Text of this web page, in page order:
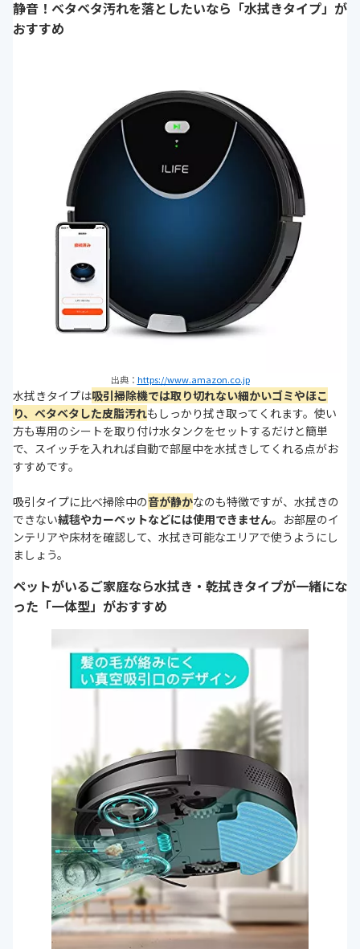
静音！ベタベタ汚れを落としたいなら「水拭きタイプ」が
おすすめ
出典： https://www.amazon.co.jp
水拭きタイプは吸引掃除機では取り切れない細かいゴミやほこ
り、ベタベタした皮脂汚れもしっかり拭き取ってくれます。使い
方も専用のシートを取り付け水タンクをセットするだけと簡単
で、スイッチを入れれば自動で部屋中を水拭きしてくれる点がお
すすめです。
吸引タイプに比べ掃除中の音が静かなのも特徴ですが、水拭きの
できない絨毯やカーペットなどには使用できません。お部屋のイ
ンテリアや床材を確認して、水拭き可能なエリアで使うようにし
ましょう。
ペットがいるご家庭なら水拭き・乾拭きタイプが一緒にな
った「一体型」がおすすめ